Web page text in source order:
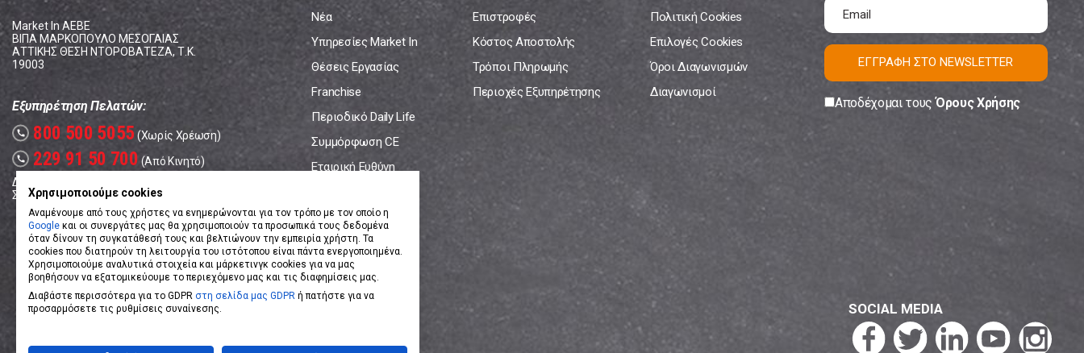
Market In ΑΕΒΕ
ΒΙΠΑ ΜΑΡΚΟΠΟΥΛΟ ΜΕΣΟΓΑΙΑΣ
ΑΤΤΙΚΗΣ ΘΕΣΗ ΝΤΟΡΟΒΑΤΕΖΑ, Τ.Κ.
19003
Εξυπηρέτηση Πελατών:
call 800 500 5055 (Χωρίς Χρέωση)
call 229 91 50 700 (Από Κινητό)
Δευτέρα - Παρασκευή: 08:00 - 17:00
Σάββατο: 08:00 – 14:00
Νέα
Υπηρεσίες Market In
Θέσεις Εργασίας
Franchise
Περιοδικό Daily Life
Συμμόρφωση CE
Εταιρική Ευθύνη
Επιστροφές
Κόστος Αποστολής
Τρόποι Πληρωμής
Περιοχές Εξυπηρέτησης
Πολιτική Cookies
Επιλογές Cookies
Όροι Διαγωνισμών
Διαγωνισμοί
ΕΓΓΡΑΦΗ ΣΤΟ NEWSLETTER
Αποδέχομαι τουςΌρους Χρήσης
SOCIAL MEDIA
Χρησιμοποιούμε cookies
Αναμένουμε από τους χρήστες να ενημερώνονται για τον τρόπο με τον οποίο η
Google και οι συνεργάτες μας θα χρησιμοποιούν τα προσωπικά τους δεδομένα
όταν δίνουν τη συγκατάθεσή τους και βελτιώνουν την εμπειρία χρήστη. Τα
cookies που διατηρούν τη λειτουργία του ιστότοπου είναι πάντα ενεργοποιημένα.
Χρησιμοποιούμε αναλυτικά στοιχεία και μάρκετινγκ cookies για να μας
βοηθήσουν να εξατομικεύουμε το περιεχόμενο μας και τις διαφημίσεις μας.
Διαβάστε περισσότερα για το GDPR στη σελίδα μας GDPR ή πατήστε για να
προσαρμόσετε τις ρυθμίσεις συναίνεσης.